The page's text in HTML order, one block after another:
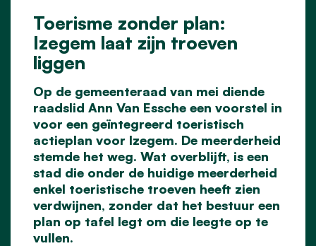
Toerisme zonder plan:
Izegem laat zijn troeven
liggen
Op de gemeenteraad van mei diende
raadslid Ann Van Essche een voorstel in
voor een geïntegreerd toeristisch
actieplan voor Izegem. De meerderheid
stemde het weg. Wat overblijft, is een
stad die onder de huidige meerderheid
enkel toeristische troeven heeft zien
verdwijnen, zonder dat het bestuur een
plan op tafel legt om die leegte op te
vullen.